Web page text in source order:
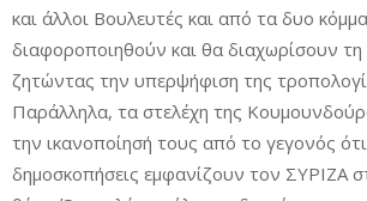
και άλλοι Βουλευτές και από τα δυο
διαφοροποιηθούν και θα διαχωρίσουν τη
ζητώντας την υπερψήφιση της
Παράλληλα, τα στελέχη της
την ικανοποίησή τους από το γεγονός ότι
δημοσκοπήσεις εμφανίζουν τον ΣΥΡΙΖΑ